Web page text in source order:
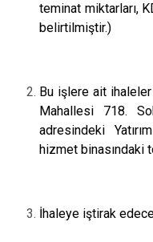
teminat miktarları,
belirtilmiştir.)
Bu işlere ait
Mahallesi 718.
adresindeki
hizmet binasındaki
İhaleye iştirak